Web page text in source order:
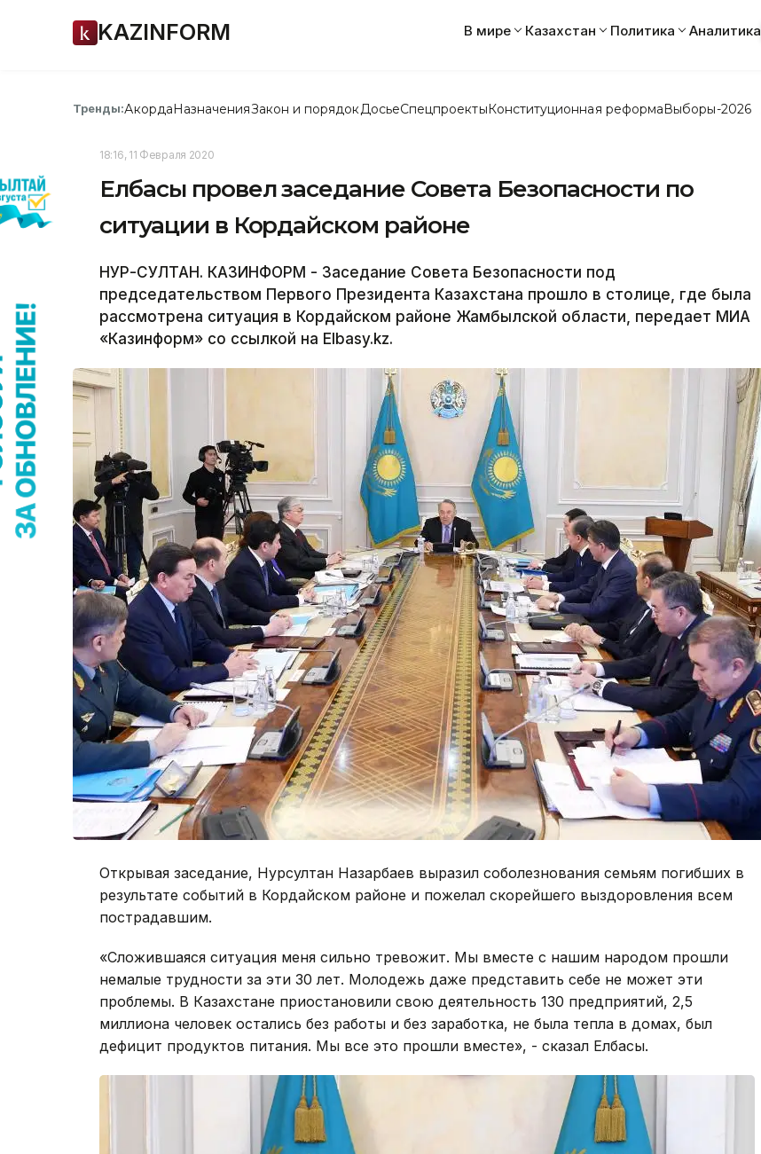
KAZINFORM В мире Казахстан Политика Аналитика
Тренды:АкордаНазначенияЗакон и порядок ДосьеСпецпроектыКонституционная реформаВыборы-2026
18:16, 11 Февраля 2020
Елбасы провел заседание Совета Безопасности по
ситуации в Кордайском районе
НУР-СУЛТАН. КАЗИНФОРМ - Заседание Совета Безопасности под
председательством Первого Президента Казахстана прошло в столице, где была
рассмотрена ситуация в Кордайском районе Жамбылской области, передает МИА
«Казинформ» со ссылкой на Еlbasy.kz.
Открывая заседание, Нурсултан Назарбаев выразил соболезнования семьям погибших в
результате событий в Кордайском районе и пожелал скорейшего выздоровления всем
пострадавшим.
«Сложившаяся ситуация меня сильно тревожит. Мы вместе с нашим народом прошли
немалые трудности за эти 30 лет. Молодежь даже представить себе не может эти
проблемы. В Казахстане приостановили свою деятельность 130 предприятий, 2,5
миллиона человек остались без работы и без заработка, не была тепла в домах, был
дефицит продуктов питания. Мы все это прошли вместе», - сказал Елбасы.